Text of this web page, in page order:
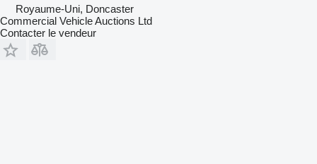
Royaume-Uni, Doncaster
Commercial Vehicle Auctions Ltd
Contacter le vendeur